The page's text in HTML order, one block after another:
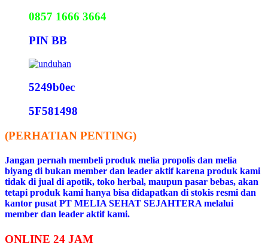
0857 1666 3664
PIN BB
5249b0ec
5F581498
(PERHATIAN PENTING)
Jangan pernah membeli produk melia propolis dan melia
biyang di bukan member dan leader aktif karena produk kami
tidak di jual di apotik, toko herbal, maupun pasar bebas, akan
tetapi produk kami hanya bisa didapatkan di stokis resmi dan
kantor pusat PT MELIA SEHAT SEJAHTERA melalui
member dan leader aktif kami.
ONLINE 24 JAM